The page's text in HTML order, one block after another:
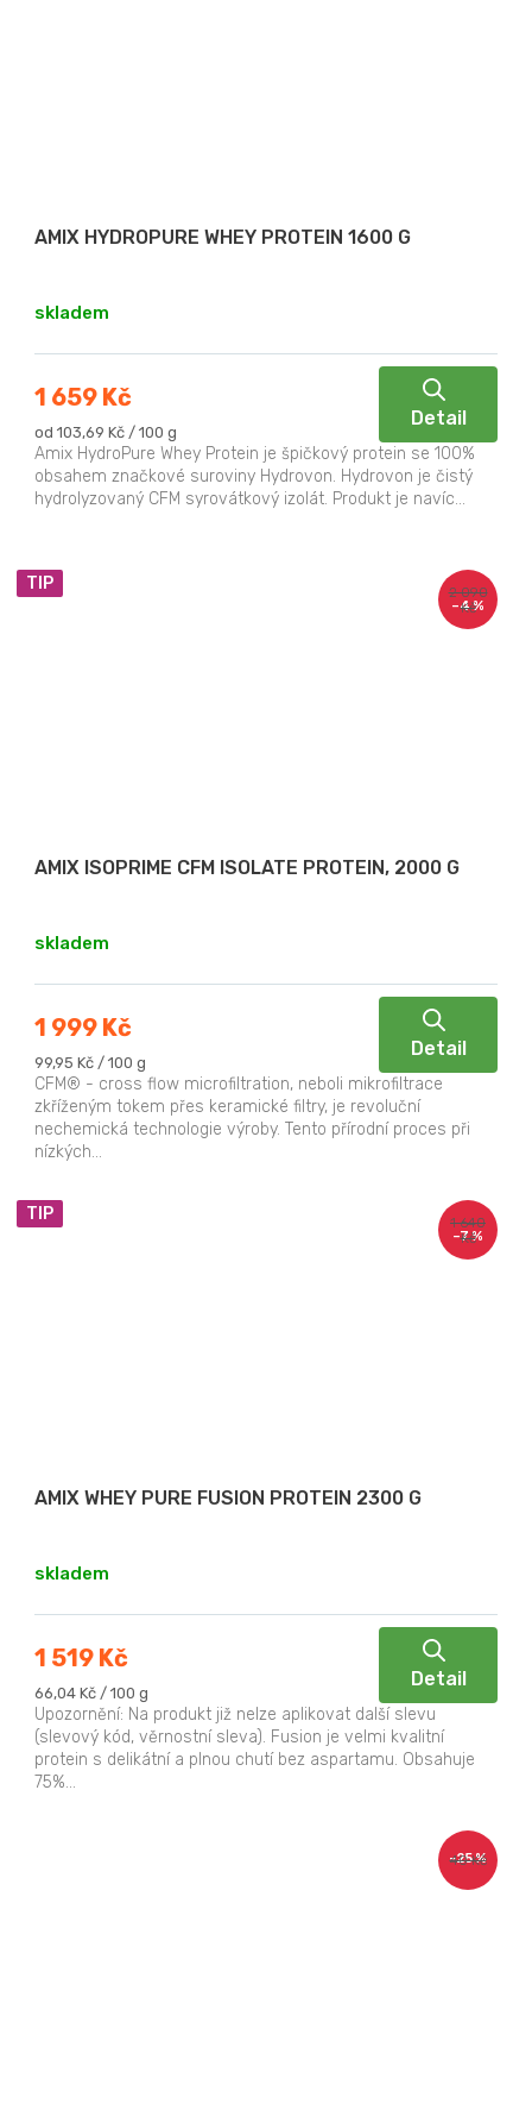
AMIX HYDROPURE WHEY PROTEIN 1600 G
skladem
1 659 Kč
Měrná
cena:
od 103,69 Kč / 100 g
Detail
Amix HydroPure Whey Protein je špičkový protein se 100%
obsahem značkové suroviny Hydrovon. Hydrovon je čistý
hydrolyzovaný CFM syrovátkový izolát. Produkt je navíc...
TIP
2 090
Kč
–4 %
AMIX ISOPRIME CFM ISOLATE PROTEIN, 2000 G
skladem
1 999 Kč
Měrná
cena:
99,95 Kč / 100 g
Detail
CFM® - cross flow microfiltration, neboli mikrofiltrace
zkříženým tokem přes keramické filtry, je revoluční
nechemická technologie výroby. Tento přírodní proces při
nízkých...
TIP
1 640
Kč
–7 %
AMIX WHEY PURE FUSION PROTEIN 2300 G
skladem
1 519 Kč
Měrná
cena:
66,04 Kč / 100 g
Detail
Upozornění: Na produkt již nelze aplikovat další slevu
(slevový kód, věrnostní sleva). Fusion je velmi kvalitní
protein s delikátní a plnou chutí bez aspartamu. Obsahuje
75%...
40 Kč
–25 %